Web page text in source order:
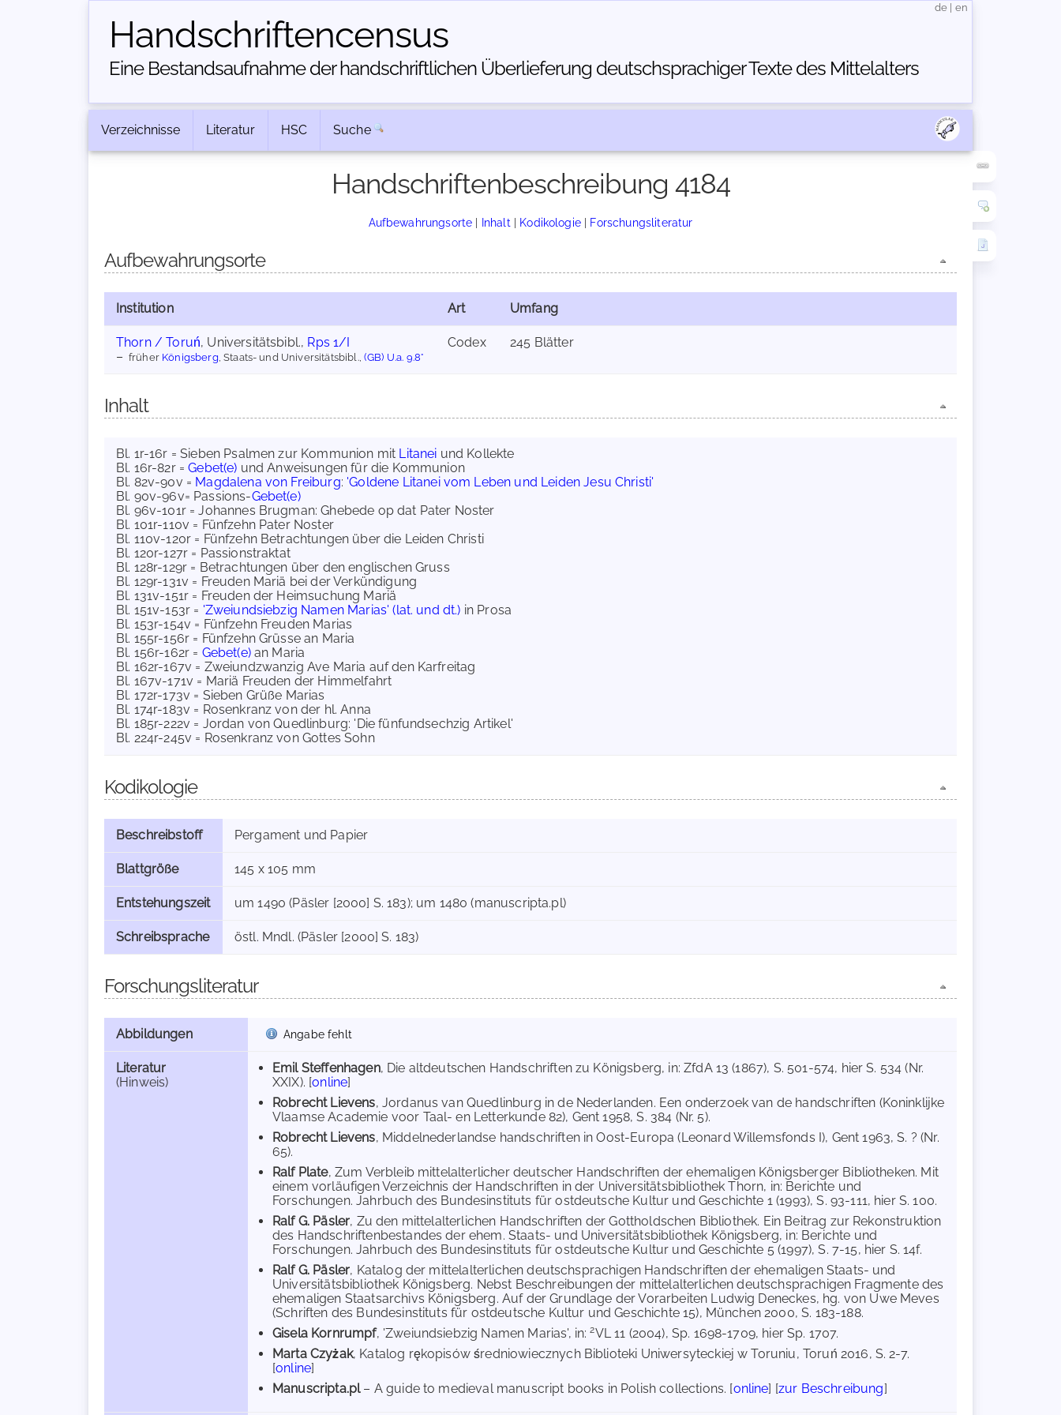
Handschriften­census
Eine Bestandsaufnahme der handschriftlichen Über­lieferung deutschsprachiger Texte des Mittelalters
de en
Verzeichnisse Literatur HSC Suche
Handschriftenbeschreibung 4184
Aufbewahrungsorte | Inhalt | Kodikologie| Forschungsliteratur
Aufbewahrungsorte
Institution Art Umfang
Thorn / Toruń, Universitätsbibl., Rps 1/I
früher Königsberg , Staats- und Universitätsbibl.,(GB) U.a. 9.8°
Codex 245 Blätter
Inhalt
Bl. 1r-16r = Sieben Psalmen zur Kommunion mit Litanei und Kollekte
Bl. 16r-82r =Gebet(e) und Anweisungen für die Kommunion
Bl. 82v-90v = Magdalena von Freiburg: 'Goldene Litanei vom Leben und Leiden Jesu Christi'
Bl. 90v-96v= Passions-Gebet(e)
Bl. 96v-101r = Johannes Brugman: Ghebede op dat Pater Noster
Bl. 101r-110v = Fünfzehn Pater Noster
Bl. 110v-120r = Fünfzehn Betrachtungen über die Leiden Christi
Bl. 120r-127r = Passionstraktat
Bl. 128r-129r = Betrachtungen über den englischen Gruss
Bl. 129r-131v = Freuden Mariä bei der Verkündigung
Bl. 131v-151r = Freuden der Heimsuchung Mariä
Bl. 151v-153r = 'Zweiundsiebzig Namen Marias' (lat. und dt.) in Prosa
Bl. 153r-154v = Fünfzehn Freuden Marias
Bl. 155r-156r = Fünfzehn Grüsse an Maria
Bl. 156r-162r = Gebet(e)an Maria
Bl. 162r-167v = Zweiundzwanzig Ave Maria auf den Karfreitag
Bl. 167v-171v = Mariä Freuden der Himmelfahrt
Bl. 172r-173v = Sieben Grüße Marias
Bl. 174r-183v = Rosenkranz von der hl. Anna
Bl. 185r-222v = Jordan von Quedlinburg: 'Die fünfundsechzig Artikel'
Bl. 224r-245v = Rosenkranz von Gottes Sohn
Kodikologie
Beschreibstoff Pergament und Papier
Blattgröße 145 x 105 mm
Entstehungszeit um 1490 (Päsler [2000] S. 183); um 1480 (manuscripta.pl)
Schreibsprache östl. Mndl. (Päsler [2000] S. 183)
Forschungsliteratur
Abbildungen Angabe fehlt
Literatur
(Hinweis)
Emil Steffenhagen, Die altdeutschen Handschriften zu Königsberg, in: ZfdA 13 (1867), S. 501-574, hier S. 534 (Nr.
XXIX). [online]
Robrecht Lievens, Jordanus van Quedlinburg in de Nederlanden. Een onderzoek van de handschriften (Koninklijke
Vlaamse Academie voor Taal- en Letterkunde 82), Gent 1958, S. 384 (Nr. 5).
Robrecht Lievens, Middelnederlandse handschriften in Oost-Europa (Leonard Willemsfonds I), Gent 1963, S. ? (Nr.
65).
Ralf Plate, Zum Verbleib mittelalterlicher deutscher Handschriften der ehemaligen Königsberger Bibliotheken. Mit
einem vorläufigen Verzeichnis der Handschriften in der Universitätsbibliothek Thorn, in: Berichte und
Forschungen. Jahrbuch des Bundesinstituts für ostdeutsche Kultur und Geschichte 1 (1993), S. 93-111, hier S. 100.
Ralf G. Päsler, Zu den mittelalterlichen Handschriften der Gottholdschen Bibliothek. Ein Beitrag zur Rekonstruktion
des Handschriftenbestandes der ehem. Staats- und Universitätsbibliothek Königsberg, in: Berichte und
Forschungen. Jahrbuch des Bundesinstituts für ostdeutsche Kultur und Geschichte 5 (1997), S. 7-15, hier S. 14f.
Ralf G. Päsler, Katalog der mittelalterlichen deutschsprachigen Handschriften der ehemaligen Staats- und
Universitätsbibliothek Königsberg. Nebst Beschreibungen der mittelalterlichen deutschsprachigen Fragmente des
ehemaligen Staatsarchivs Königsberg. Auf der Grundlage der Vorarbeiten Ludwig Deneckes, hg. von Uwe Meves
(Schriften des Bundesinstituts für ostdeutsche Kultur und Geschichte 15), München 2000, S. 183-188.
Gisela Kornrumpf, 'Zweiundsiebzig Namen Marias', in:2VL 11 (2004), Sp. 1698-1709, hier Sp. 1707.
Marta Czyżak, Katalog rękopisów średniowiecznych Biblioteki Uniwersyteckiej w Toruniu, Toruń 2016, S. 2-7.
[online]
Manuscripta.pl – A guide to medieval manuscript books in Polish collections. [online] [zur Beschreibung]